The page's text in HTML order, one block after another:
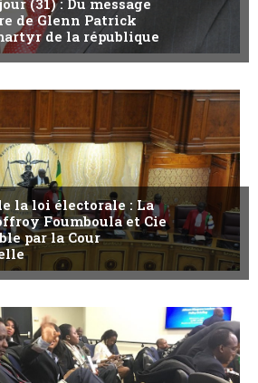
de Glenn Patrick
de la république
la loi électorale : La
Foumboula et Cie
par la Cour